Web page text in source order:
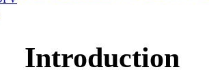
Introduction